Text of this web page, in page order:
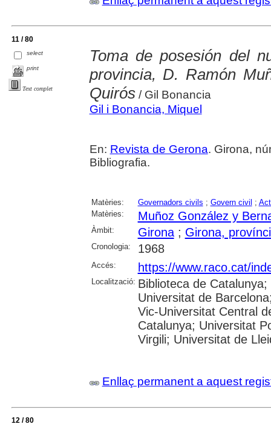
11 / 80
select
print
Text complet
Toma de posesión del
provincia, D. Ramón
Quirós/ Gil Bonancia
Gil i Bonancia, Miquel
En: Revista de Gerona. Girona,
Bibliografia.
Matèries: Governadors civils ; Govern civil ;
Matèries:
Muñoz González y
Àmbit: Girona; Girona,
Cronologia: 1968
Accés: https://www.raco.cat/
Localització: Biblioteca de
Universitat de
Vic-Universitat Central
Catalunya; Universitat
Virgili; Universitat de
Enllaç permanent a aquest
12 / 80